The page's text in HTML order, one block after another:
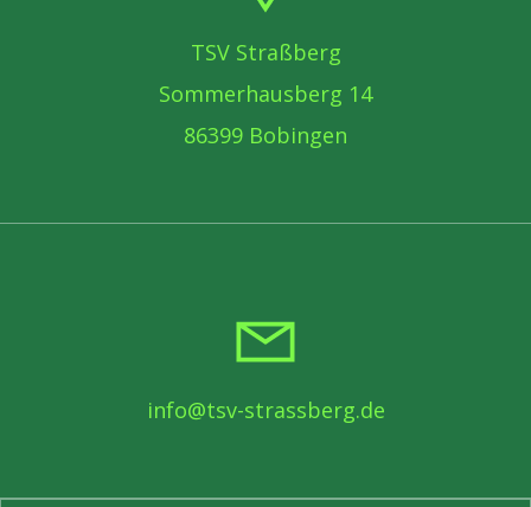
TSV Straßberg
Sommerhausberg 14
86399 Bobingen
info@tsv-strassberg.de